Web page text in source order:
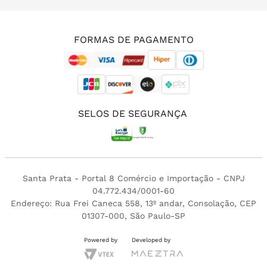
FORMAS DE PAGAMENTO
SELOS DE SEGURANÇA
Santa Prata - Portal 8 Comércio e Importação - CNPJ
04.772.434/0001-60
Endereço: Rua Frei Caneca 558, 13º andar, Consolação, CEP
01307-000, São Paulo-SP
Powered by Developed by